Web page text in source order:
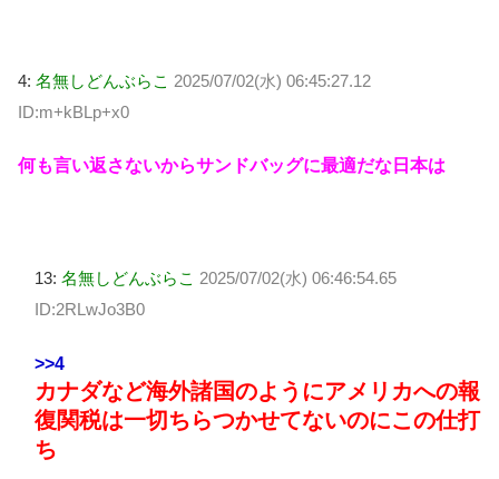
4: 名無しどんぶらこ 2025/07/02(水) 06:45:27.12
ID:m+kBLp+x0
何も言い返さないからサンドバッグに最適だな日本は
13: 名無しどんぶらこ 2025/07/02(水) 06:46:54.65
ID:2RLwJo3B0
>>4
カナダなど海外諸国のようにアメリカへの報
復関税は一切ちらつかせてないのにこの仕打
ち